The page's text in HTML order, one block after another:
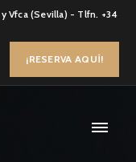
Vfca (Sevilla) - Tlfn. +34
¡RESERVA AQUÍ!